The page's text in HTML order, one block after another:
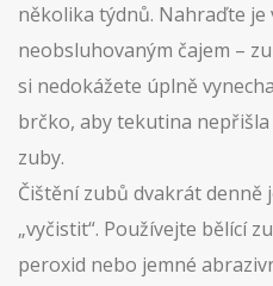
několika týdnů. Nahraďte je
neobsluhovaným čajem –
si nedokážete úplně
brčko, aby tekutina
zuby.
Čištění zubů dvakrát denně
„vyčistit“. Používejte bělící
peroxid nebo jemné